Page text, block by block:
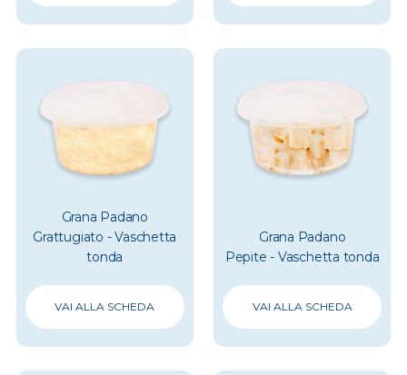
Grana Padano
Grattugiato - Vaschetta
tonda
VAI ALLA SCHEDA
Grana Padano
Pepite - Vaschetta tonda
VAI ALLA SCHEDA